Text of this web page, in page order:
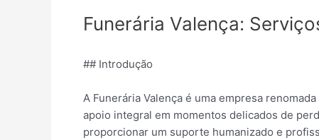
Funerária Valença:
## Introdução
A Funerária Valença é uma empresa
apoio integral em momentos delicados de
proporcionar um suporte humanizado e